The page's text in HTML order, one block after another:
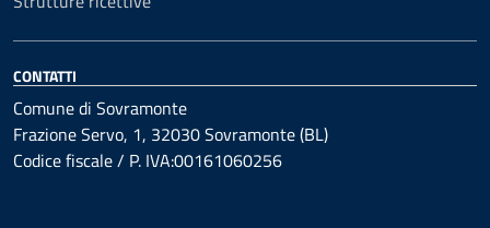
CONTATTI
Comune di Sovramonte
Frazione Servo, 1, 32030 Sovramonte (BL)
Codice fiscale / P. IVA:00161060256